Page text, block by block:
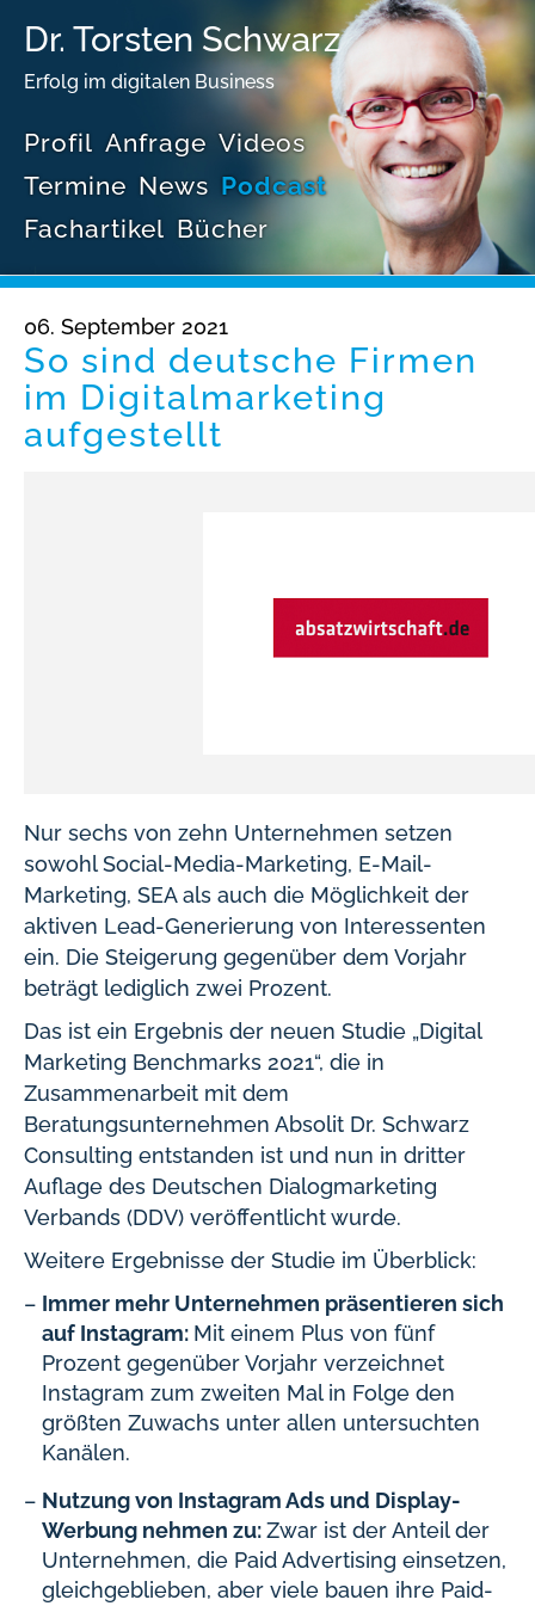
Dr. Torsten Schwarz
Erfolg im digitalen Business
Profil Anfrage Videos
Termine News Podcast
Fachartikel Bücher
06. September 2021
So sind deutsche Firmen
im Digitalmarketing
aufgestellt
Nur sechs von zehn Unternehmen setzen
sowohl Social-Media-Marketing, E-Mail-
Marketing, SEA als auch die Möglichkeit der
aktiven Lead-Generierung von Interessenten
ein. Die Steigerung gegenüber dem Vorjahr
beträgt lediglich zwei Prozent.
Das ist ein Ergebnis der neuen Studie „Digital
Marketing Benchmarks 2021“, die in
Zusammenarbeit mit dem
Beratungsunternehmen Absolit Dr. Schwarz
Consulting entstanden ist und nun in dritter
Auflage des Deutschen Dialogmarketing
Verbands (DDV) veröffentlicht wurde.
Weitere Ergebnisse der Studie im Überblick:
Immer mehr Unternehmen präsentieren sich
auf Instagram: Mit einem Plus von fünf
Prozent gegenüber Vorjahr verzeichnet
Instagram zum zweiten Mal in Folge den
größten Zuwachs unter allen untersuchten
Kanälen.
Nutzung von Instagram Ads und Display-
Werbung nehmen zu:Zwar ist der Anteil der
Unternehmen, die Paid Advertising einsetzen,
gleichgeblieben, aber viele bauen ihre Paid-